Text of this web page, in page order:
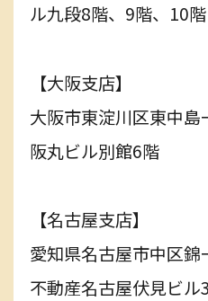
ル九段8階、9階、10階
【大阪支店】
大阪市東淀川区東中
阪丸ビル別館6階
【名古屋支店】
愛知県名古屋市中区
不動産名古屋伏見ビル